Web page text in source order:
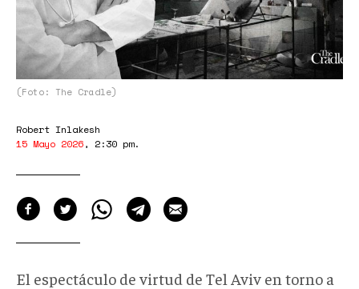
(Foto: The Cradle)
Robert Inlakesh
15 Mayo 2026, 2:30 pm.
El espectáculo de virtud de Tel Aviv en torno a